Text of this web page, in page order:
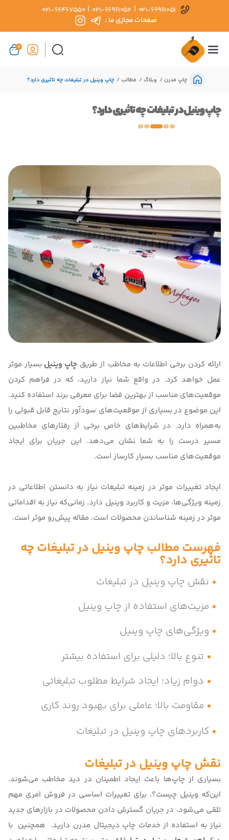
021-66961051
|
021-66961052
|
021-66467550
صفحات مجازی ما :
0
چاپ مدرن وبلاگ مطالب چاپ وینیل در تبلیغات چه تاثیری دارد؟
چاپ وینیل در تبلیغات چه تاثیری دارد؟
ارائه کردن برخی اطلاعات به مخاطب از طریق چاپ وینیل بسیار موثر
عمل خواهد کرد. در واقع شما نیاز دارید، که در فراهم کردن
موقعیت‌های مناسب از بهترین فضا برای معرفی برند استفاده کنید.
این موضوع در بسیاری از موقعیت‌های سودآور نتایج قابل قبولی را
به‌همراه دارد. در شرایط‌های خاص برخی از رفتارهای مخاطبین
مسیر درست را به شما نشان می‌دهد. این جریان برای ایجاد
موقعیت‌های مناسب بسیار کارساز است.
ایجاد تغییرات موثر در زمینه تبلیغات نیاز به دانستن اطلاعاتی در
زمینه ویژگی‌ها، مزیت و کاربرد وینیل دارد. زمانی‌که نیاز به اقداماتی
موثر در زمینه شناساندن محصولات است، مقاله پیش‌رو موثر است.
فهرست مطالب چاپ وینیل در تبلیغات چه
تاثیری دارد؟
نقش چاپ وینیل در تبلیغات
مزیت‌های استفاده از چاپ وینیل
ویژگی‌های چاپ وینیل
تنوع بالا؛ دلیلی برای استفاده بیشتر
دوام زیاد؛ ایجاد شرایط مطلوب تبلیغاتی
مقاومت بالا؛ عاملی برای بهبود روند کاری
کاربردهای چاپ وینیل در تبلیغات
نقش چاپ وینیل در تبلیغات
بسیاری از چاپ‌ها باعث ایجاد اطمینان در دید مخاطب می‌شوند.
این‌که وینیل چیست؟، برای تغییرات اساسی در فروش امری مهم
تلقی می‌شود. در جریان گسترش دادن محصولات در بازارهای جدید
نیاز به استفاده از خدمات چاپ دیجیتال مدرن دارید. همچنین با